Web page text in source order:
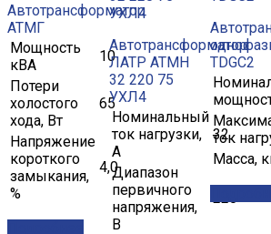
Автотрансформатор
АТМГ
Мощность
кВА
10
Потери
холостого
хода, Вт
65
Напряжение
короткого
замыкания,
%
4,0
Автотрансформатор
ЛАТР АТМН
32 220 75
УХЛ4
Номинальный
ток нагрузки,
А
32
Диапазон
первичного
напряжения,
В
220
TDGC2
ток
Масса,